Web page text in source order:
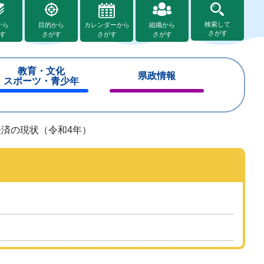
ら
目的から
さがす
カレンダーから
さがす
組織から
さがす
検索して
さがす
教育・文化
スポーツ・青少年
県政情報
じ
の現状（令和4年）